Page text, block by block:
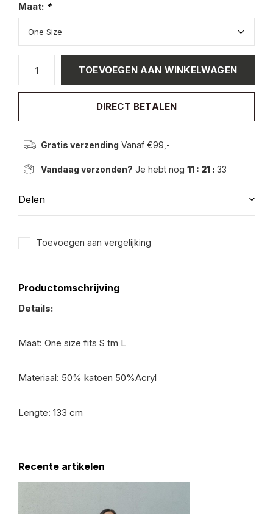
Maat: *
TOEVOEGEN AAN WINKELWAGEN
DIRECT BETALEN
Gratis verzending Vanaf €99,-
Vandaag verzonden? Je hebt nog 11 : 21 : 33
Delen
Toevoegen aan vergelijking
Productomschrijving
Details:
Maat: One size fits S tm L
Materiaal: 50% katoen 50%Acryl
Lengte: 133 cm
Recente artikelen